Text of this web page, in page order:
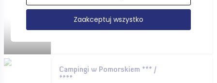
Campingi w Pomorskiem * / **
Campingi w Pomorskiem *** /
****
Zaakceptuj wszystko